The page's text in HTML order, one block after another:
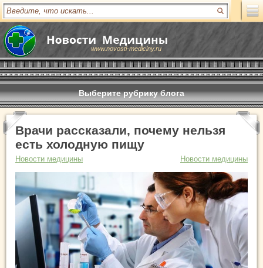
www.novosti-mediciny.ru
Выберите рубрику блога
Врачи рассказали, почему нельзя
есть холодную пищу
Новости медицины Новости медицины